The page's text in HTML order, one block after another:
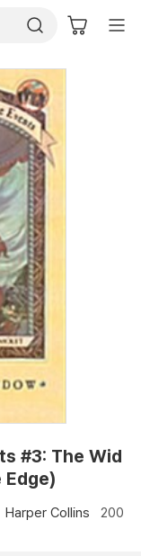
#3: The Wid
Harper Collins 200